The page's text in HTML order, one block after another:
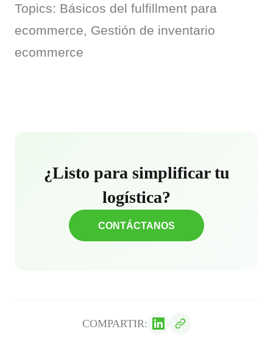
Topics: Básicos del fulfillment para
ecommerce, Gestión de inventario
ecommerce
¿Listo para simplificar tu
logística?
CONTÁCTANOS
COMPARTIR: